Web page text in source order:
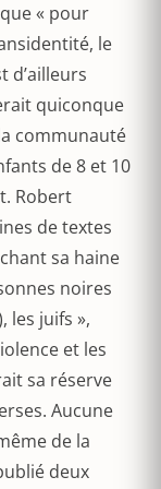
que « pour
le
d’ailleurs
quiconque
communauté
de 8 et 10
Robert
de textes
sa haine
noires
les juifs »,
et les
sa réserve
Aucune
de la
deux